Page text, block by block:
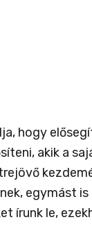
hogy
akik a
egymást is
írunk le,